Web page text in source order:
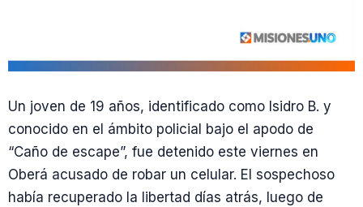
Un joven de 19 años, identificado como Isidro B. y
conocido en el ámbito policial bajo el apodo de
“Caño de escape”, fue detenido este viernes en
Oberá acusado de robar un celular. El sospechoso
había recuperado la libertad días atrás, luego de